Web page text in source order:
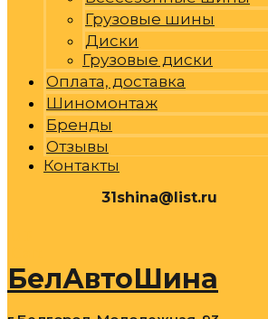
Грузовые шины
Диски
Грузовые диски
Оплата, доставка
Шиномонтаж
Бренды
Отзывы
Контакты
31shina@list.ru
БелАвтоШина